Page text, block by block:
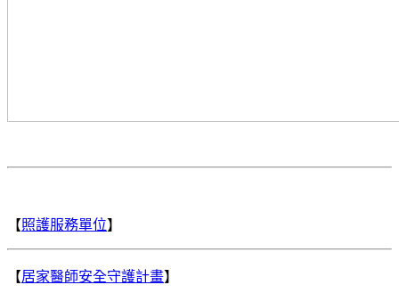
【照護服務單位】
【居家醫師安全守護計畫】